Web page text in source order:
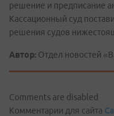
решение и предписание
Кассационный суд
решения судов
Автор: Отдел новостей
Comments are disabled
Комментарии для сайта